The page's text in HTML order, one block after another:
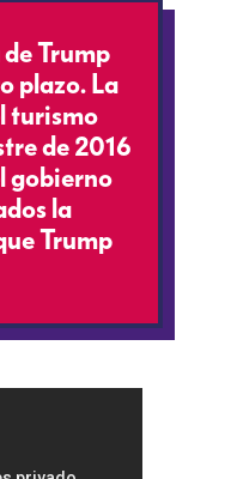
Trump
plazo. La
turismo
de 2016
gobierno
la
Trump